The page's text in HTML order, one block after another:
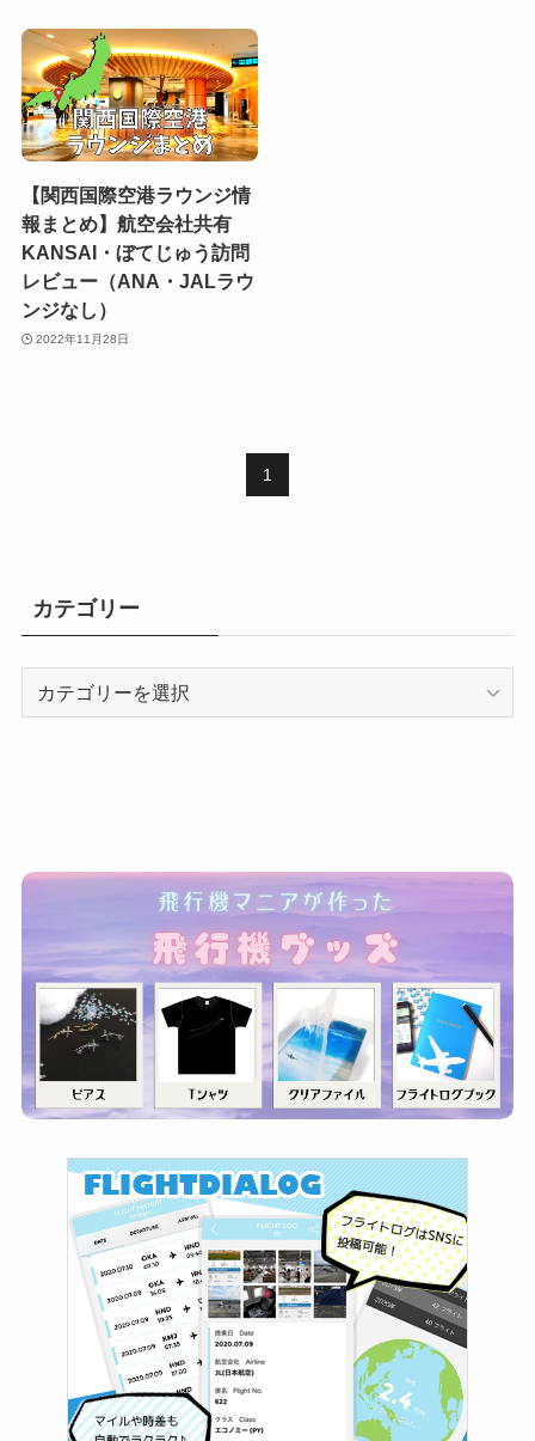
【関西国際空港ラウンジ情
報まとめ】航空会社共有
KANSAI・ぼてじゅう訪問
レビュー（ANA・JALラウ
ンジなし）
2022年11月28日
1
カテゴリー